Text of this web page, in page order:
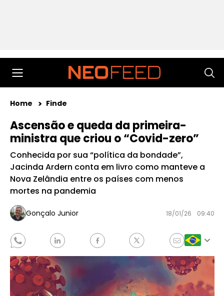
Home Finde
Ascensão e queda da primeira-
ministra que criou o “Covid-zero”
Conhecida por sua “política da bondade”,
Jacinda Ardern conta em livro como manteve a
Nova Zelândia entre os países com menos
mortes na pandemia
Gonçalo Junior 18/01/26 09:40